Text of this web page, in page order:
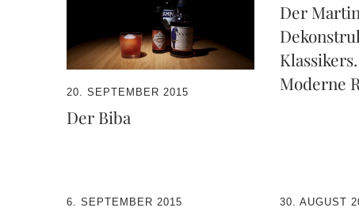
20. SEPTEMBER 2015
Der Biba
Der
Moderne
6. SEPTEMBER 2015 30. AUGUST